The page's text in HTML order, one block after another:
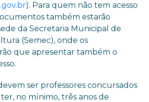
). Para quem não tem acesso
também estarão
da Secretaria Municipal de
(Semec), onde os
que apresentar também o
ser professores concursados
no mínimo, três anos de